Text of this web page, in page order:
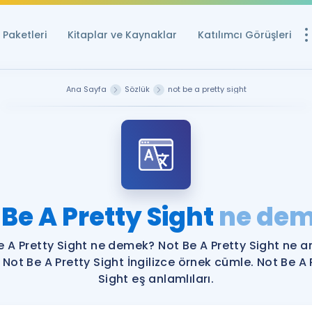
Paketleri Kitaplar ve Kaynaklar Katılımcı Görüşleri
Ücretsiz
YDS ve YÖKDİL
YDS ve YÖKDİL
YDS ve YÖKDİL'e
Ana Sayfa Sözlük not be a pretty sight
A Pretty Sightne
A Pretty Sight ne demek? Not Be A Pretty Sight ne
Be A Pretty Sight İngilizce örnek cümle. Not Be A
Sight eş anlamlıları.